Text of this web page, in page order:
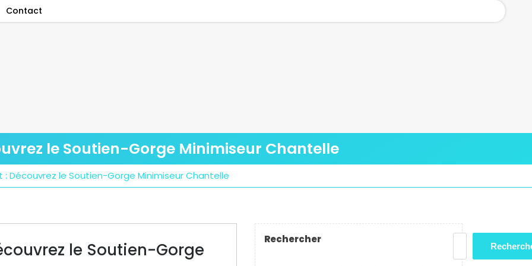
Contact
le Soutien-Gorge Minimiseur Chantelle
Découvrez le Soutien-Gorge Minimiseur Chantelle
le Soutien-Gorge
Rechercher